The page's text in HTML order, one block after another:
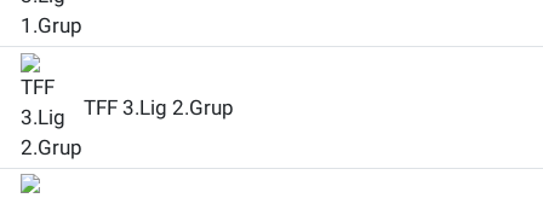
TFF 3.Lig 2.Grup